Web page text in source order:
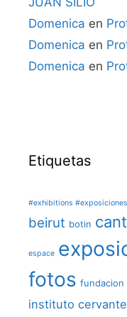
Domenica en
Domenica en
Domenica en
Etiquetas
#exhibitions
beirut botin
espace
fotos fundacion
instituto